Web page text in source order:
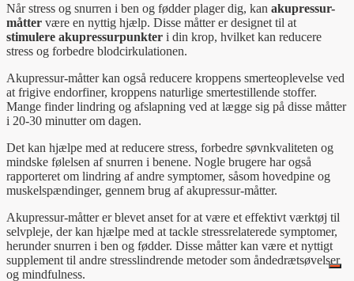
Når stress og snurren i ben og fødder plager dig, kan akupressur-
måtter være en nyttig hjælp. Disse måtter er designet til at
stimulere akupressurpunkter i din krop, hvilket kan reducere
stress og forbedre blodcirkulationen.
Akupressur-måtter kan også reducere kroppens smerteoplevelse ved
at frigive endorfiner, kroppens naturlige smertestillende stoffer.
Mange finder lindring og afslapning ved at lægge sig på disse måtter
i 20-30 minutter om dagen.
Det kan hjælpe med at reducere stress, forbedre søvnkvaliteten og
mindske følelsen af snurren i benene. Nogle brugere har også
rapporteret om lindring af andre symptomer, såsom hovedpine og
muskelspændinger, gennem brug af akupressur-måtter.
Akupressur-måtter er blevet anset for at være et effektivt værktøj til
selvpleje, der kan hjælpe med at tackle stressrelaterede symptomer,
herunder snurren i ben og fødder. Disse måtter kan være et nyttigt
supplement til andre stresslindrende metoder som åndedrætsøvelser
og mindfulness.